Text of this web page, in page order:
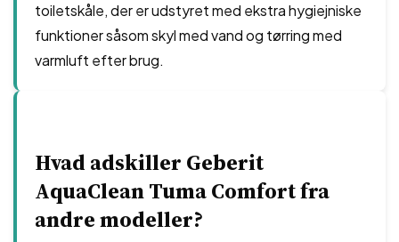
toiletskåle, der er udstyret med ekstra hygiejniske
funktioner såsom skyl med vand og tørring med
varmluft efter brug.
Hvad adskiller Geberit
AquaClean Tuma Comfort fra
andre modeller?